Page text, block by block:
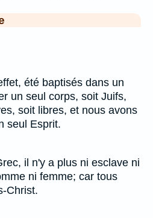
été baptisés dans un
un seul corps, soit Juifs,
soit libres, et nous avons
seul Esprit.
il n'y a plus ni esclave ni
ni femme; car tous
Christ.